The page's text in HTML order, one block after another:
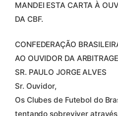
MANDEI ESTA CARTA À
DA CBF.
CONFEDERAÇÃO
AO OUVIDOR DA
SR. PAULO JORGE ALVES
Sr. Ouvidor,
Os Clubes de Futebol do
tentando sobreviver